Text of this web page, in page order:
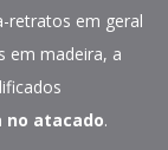
retratos em geral
em madeira, a
no atacado.